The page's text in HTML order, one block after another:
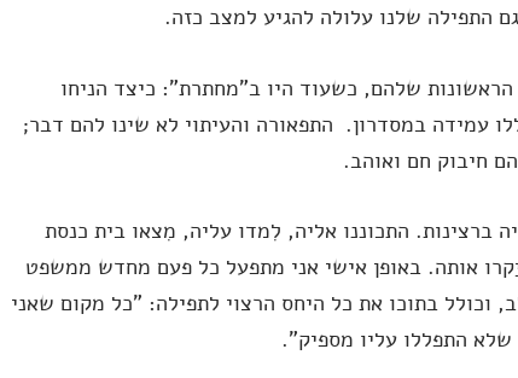
התפילה שלנו עלולה להגיע למצב כזה.
הראשונות שלהם, כשעוד היו ב"מחתרת": כיצד הניחו
עמידה במסדרון. התפאורה והעיתוי לא שינו להם דבר;
חיבוק חם ואוהב.
ברצינות. התכוננו אליה, לִמדו עליה, מִצאו בית כנסת
אותה. באופן אישי אני מתפעל כל פעם מחדש ממשפט
וכולל בתוכו את כל היחס הרצוי לתפילה: "כל מקום שאני
שלא התפללו עליו מספיק".